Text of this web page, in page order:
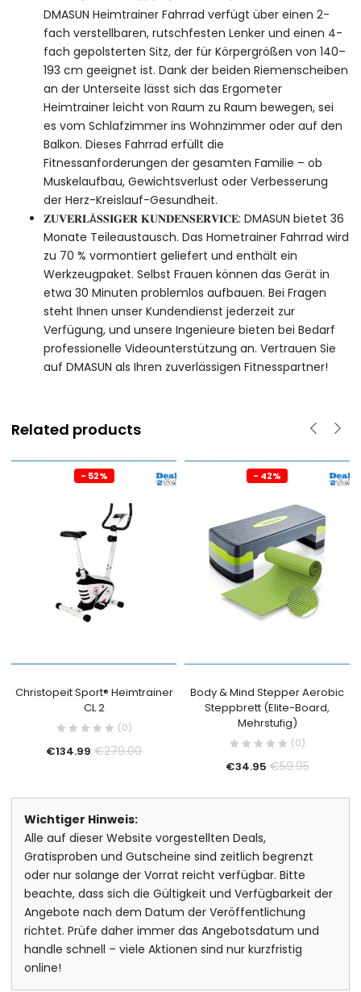
DMASUN Heimtrainer Fahrrad verfügt über einen 2-
fach verstellbaren, rutschfesten Lenker und einen 4-
fach gepolsterten Sitz, der für Körpergrößen von 140–
193 cm geeignet ist. Dank der beiden Riemenscheiben
an der Unterseite lässt sich das Ergometer
Heimtrainer leicht von Raum zu Raum bewegen, sei
es vom Schlafzimmer ins Wohnzimmer oder auf den
Balkon. Dieses Fahrrad erfüllt die
Fitnessanforderungen der gesamten Familie – ob
Muskelaufbau, Gewichtsverlust oder Verbesserung
der Herz-Kreislauf-Gesundheit.
𝐙𝐔𝐕𝐄𝐑𝐋Ä𝐒𝐒𝐈𝐆𝐄𝐑 𝐊𝐔𝐍𝐃𝐄𝐍𝐒𝐄𝐑𝐕𝐈𝐂𝐄: DMASUN bietet 36
Monate Teileaustausch. Das Hometrainer Fahrrad wird
zu 70 % vormontiert geliefert und enthält ein
Werkzeugpaket. Selbst Frauen können das Gerät in
etwa 30 Minuten problemlos aufbauen. Bei Fragen
steht Ihnen unser Kundendienst jederzeit zur
Verfügung, und unsere Ingenieure bieten bei Bedarf
professionelle Videounterstützung an. Vertrauen Sie
auf DMASUN als Ihren zuverlässigen Fitnesspartner!
Related products
- 52%
Christopeit Sport® Heimtrainer
CL 2
(0)
€134.99 €279.00
- 42%
Body & Mind Stepper Aerobic
Steppbrett (Elite-Board,
Mehrstufig)
(0)
€34.95 €59.95
Wichtiger Hinweis:
Alle auf dieser Website vorgestellten Deals,
Gratisproben und Gutscheine sind zeitlich begrenzt
oder nur solange der Vorrat reicht verfügbar. Bitte
beachte, dass sich die Gültigkeit und Verfügbarkeit der
Angebote nach dem Datum der Veröffentlichung
richtet. Prüfe daher immer das Angebotsdatum und
handle schnell – viele Aktionen sind nur kurzfristig
online!